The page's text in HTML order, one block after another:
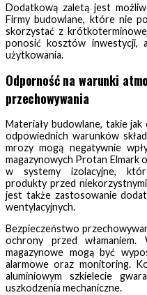
Dodatkową zaletą jest
Firmy budowlane, które nie
skorzystać z
ponosić kosztów inwestycji,
użytkowania.
Odporność na warunki
przechowywania
Materiały budowlane, takie
odpowiednich warunków
mrozy mogą negatywnie
magazynowych Protan Elmark
w systemy izolacyjne,
produkty przed
jest także zastosowanie
wentylacyjnych.
Bezpieczeństwo
ochrony przed
magazynowe mogą być
alarmowe oraz monitoring.
aluminiowym szkielecie
uszkodzenia mechaniczne.